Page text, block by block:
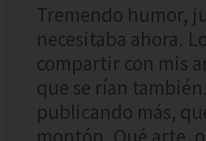
Tremendo humor,
necesitaba ahora.
compartir con mis
que se rían
publicando más,